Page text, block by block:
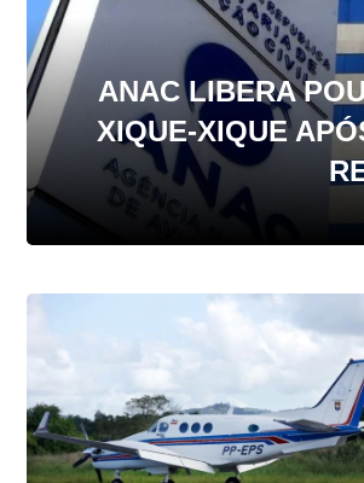
ANAC LIBERA
XIQUE-XIQUE